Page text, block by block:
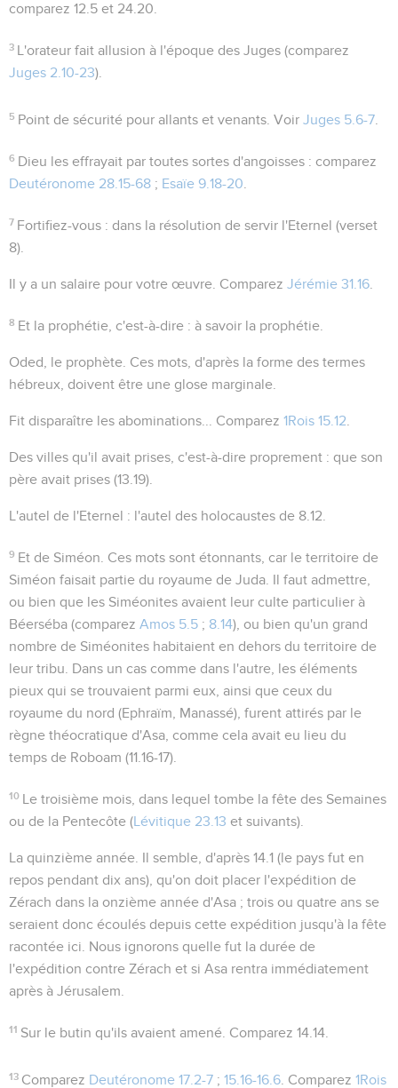
comparez 12.5 et 24.20
3 L'orateur fait allusion à l'époque des Juges (comparez
Juges 2.10-23).
5 Point de sécurité pour allants et venants . VoirJuges 5.6-7
6 Dieu les effrayait par toutes sortes d'angoisses : comparez
Deutéronome 28.15-68 ; Esaïe 9.18-20
7 Fortifiez-vous : dans la résolution de servir l'Eternel (verset
8).
Il y a un salaire pour votre œuvre . Comparez Jérémie 31.16
8 Et la prophétie , c'est-à-dire : à savoir la prophétie.
Oded, le prophète . Ces mots, d'après la forme des termes
hébreux, doivent être une glose marginale.
Fit disparaître les abominations... Comparez 1Rois 15.12
Des villes qu'il avait prises , c'est-à-dire proprement : que son
père avait prises (13.19).
L'autel de l'Eternel : l'autel des holocaustes de 8.12
9 Et de Siméon . Ces mots sont étonnants, car le territoire de
Siméon faisait partie du royaume de Juda. Il faut admettre,
ou bien que les Siméonites avaient leur culte particulier à
Béerséba (comparez Amos 5.5 ; 8.14), ou bien qu'un grand
nombre de Siméonites habitaient en dehors du territoire de
leur tribu. Dans un cas comme dans l'autre, les éléments
pieux qui se trouvaient parmi eux, ainsi que ceux du
royaume du nord (Ephraïm, Manassé), furent attirés par le
règne théocratique d'Asa, comme cela avait eu lieu du
temps de Roboam (11.16-17).
10 Le troisième mois , dans lequel tombe la fête des Semaines
ou de la Pentecôte (Lévitique 23.13 et suivants).
La quinzième année . Il semble, d'après 14.1 (le pays fut en
repos pendant dix ans), qu'on doit placer l'expédition de
Zérach dans la onzième année d'Asa ; trois ou quatre ans se
seraient donc écoulés depuis cette expédition jusqu'à la fête
racontée ici. Nous ignorons quelle fut la durée de
l'expédition contre Zérach et si Asa rentra immédiatement
après à Jérusalem.
11 Sur le butin qu'ils avaient amené . Comparez14.14
13 Comparez Deutéronome 17.2-7 ;15.16-16.6 . Comparez1Rois